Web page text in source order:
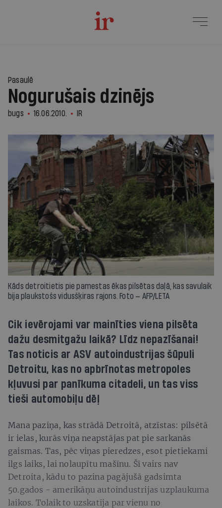
Pasaulē
Nogurušais dzinējs
bugs 16.06.2010. IR
Kāds detroitietis pie pamestas ēkas pilsētas daļā, kas savulaik
bija plaukstošs vidusšķiras rajons. Foto — AFP/LETA
Cik ievērojami var mainīties viena pilsēta
dažu desmitgažu laikā? Līdz nepazīšanai!
Tas noticis ar ASV autoindustrijas šūpuli
Detroitu, kas no apbrīnotas metropoles
kļuvusi par panīkuma citadeli, un tas viss
tieši automobiļu dēļ
Mana paziņa, kas strādā Detroitā, atzīstas: pilsētā
ir ielas, kurās viņa neapstājas pat pie sarkanās
gaismas. Tas, pēc viņas pieredzes, esot pietiekami
ilgs laiks, lai nolaupītu mašīnu. Šī vairs nav
Detroita, kādu to pazina pagājušā gadsimta
50.gados - amerikāņu autoindustrijas uzplaukuma
laikos. Tolaik to uzskatīja par vienu no